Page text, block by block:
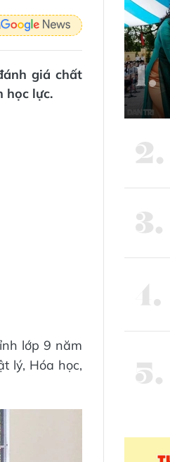
giá chất
học lực.
lớp 9 năm
lý, Hóa học,